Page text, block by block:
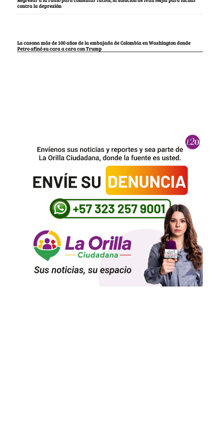
contra la depresión
La casona más de 100 años de la embajada de Colombia en Washington donde
Petro afinó su cara a cara con Trump